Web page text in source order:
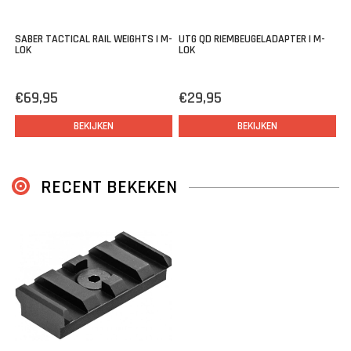
SABER TACTICAL RAIL WEIGHTS | M-
LOK
€69,95
BEKIJKEN
UTG QD RIEMBEUGELADAPTER | M-
LOK
€29,95
BEKIJKEN
RECENT BEKEKEN